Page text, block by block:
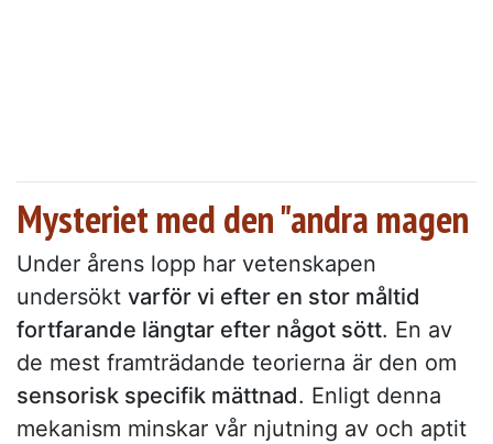
Mysteriet med den "andra magen
Under årens lopp har vetenskapen
undersökt varför vi efter en stor måltid
fortfarande längtar efter något sött. En av
de mest framträdande teorierna är den om
sensorisk specifik mättnad. Enligt denna
mekanism minskar vår njutning av och aptit